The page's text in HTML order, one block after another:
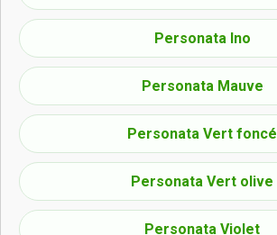
Personata Ino
Personata Mauve
Personata Vert foncé
Personata Vert olive
Personata Violet